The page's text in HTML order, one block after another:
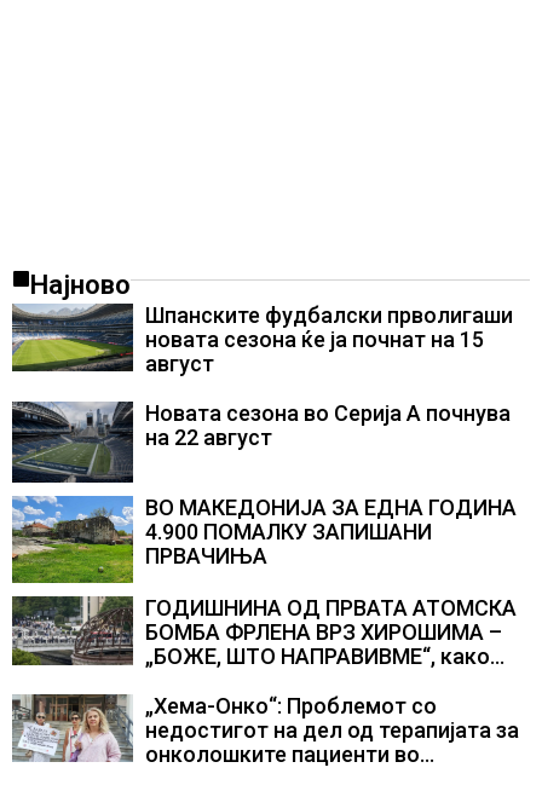
Најново
Шпанските фудбалски прволигаши
новата сезона ќе ја почнат на 15
август
Новата сезона во Серија А почнува
на 22 август
ВО МАКЕДОНИЈА ЗА ЕДНА ГОДИНА
4.900 ПОМАЛКУ ЗАПИШАНИ
ПРВАЧИЊА
ГОДИШНИНА ОД ПРВАТА АТОМСКА
БОМБА ФРЛЕНА ВРЗ ХИРОШИМА –
„БОЖЕ, ШТО НАПРАВИВМЕ“, како
Геј“ и учесниците во
бомбардирањето го доживуваа овој
настан што го промени текот на
„Хема-Онко“: Проблемот со
недостигот на дел од терапијата за
онколошките пациенти во